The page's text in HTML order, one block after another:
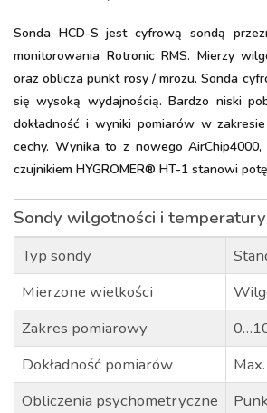
Sonda HCD-S jest cyfrową sondą
monitorowania Rotronic RMS. Mierzy
oraz oblicza punkt rosy / mrozu. Sonda
się wysoką wydajnością. Bardzo niski
dokładność i wyniki pomiarów w
cechy. Wynika to z nowego
czujnikiem HYGROMER® HT-1 stanowi
Sondy wilgotności i temperatury
Typ sondy
Mierzone wielkości
Zakres pomiarowy
Dokładność pomiarów
Obliczenia psychometryczne